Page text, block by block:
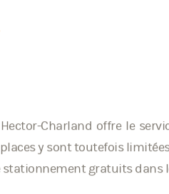
Hector-Charland offre le
places y sont toutefois
stationnement gratuits dans